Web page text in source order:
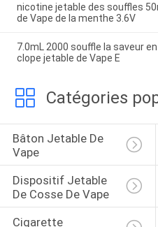
nicotine jetable des souffles
de Vape de la menthe 3.6V
7.0mL 2000 souffle la saveur
clope jetable de Vape E
Catégories
Bâton Jetable De
Vape
Dispositif Jetable
De Cosse De Vape
Cigarette